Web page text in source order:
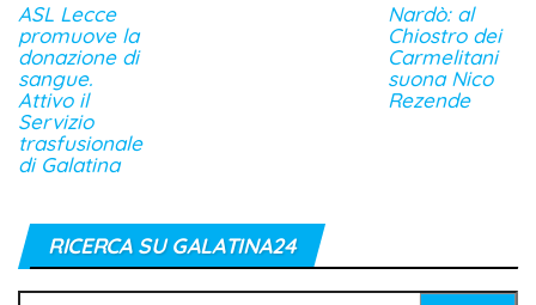
ASL Lecce
promuove la
donazione di
sangue.
Attivo il
Servizio
trasfusionale
di Galatina
Nardò: al
Chiostro dei
Carmelitani
suona Nico
Rezende
RICERCA SU GALATINA24